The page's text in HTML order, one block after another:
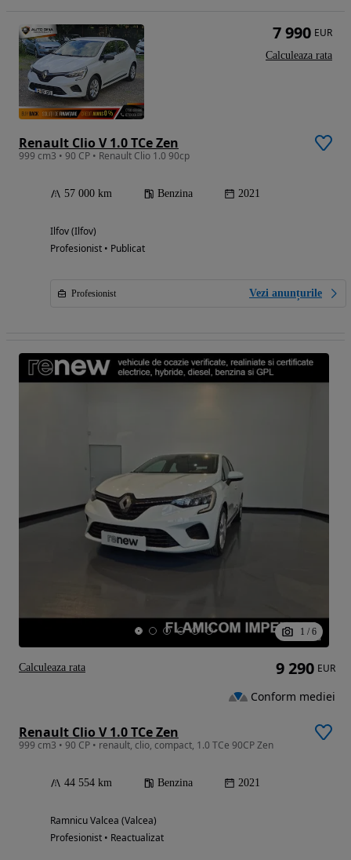
Renault Clio V 1.0 TCe Zen
999 cm3 • 90 CP • Renault Clio 1.0 90cp
57 000 km Benzina 2021
Ilfov (Ilfov)
Profesionist • Publicat
Profesionist Vezi anunțurile
7 990 EUR
Calculeaza rata
1 / 6
Renault Clio V 1.0 TCe Zen
999 cm3 • 90 CP • renault, clio, compact, 1.0 TCe 90CP Zen
44 554 km Benzina 2021
Ramnicu Valcea (Valcea)
Profesionist • Reactualizat
9 290 EUR
Conform mediei
Calculeaza rata